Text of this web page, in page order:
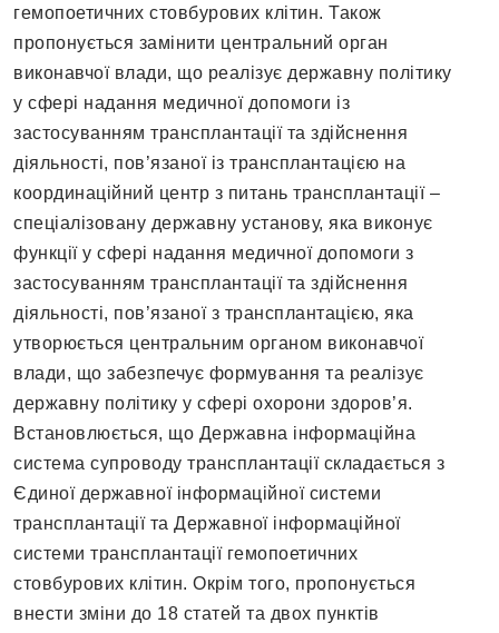
гемопоетичних стовбурових клітин. Також
пропонується замінити центральний орган
виконавчої влади, що реалізує державну політику
у сфері надання медичної допомоги із
застосуванням трансплантації та здійснення
діяльності, пов’язаної із трансплантацією на
координаційний центр з питань трансплантації –
спеціалізовану державну установу, яка виконує
функції у сфері надання медичної допомоги з
застосуванням трансплантації та здійснення
діяльності, пов’язаної з трансплантацією, яка
утворюється центральним органом виконавчої
влади, що забезпечує формування та реалізує
державну політику у сфері охорони здоров’я.
Встановлюється, що Державна інформаційна
система супроводу трансплантації складається з
Єдиної державної інформаційної системи
трансплантації та Державної інформаційної
системи трансплантації гемопоетичних
стовбурових клітин. Окрім того, пропонується
внести зміни до 18 статей та двох пунктів